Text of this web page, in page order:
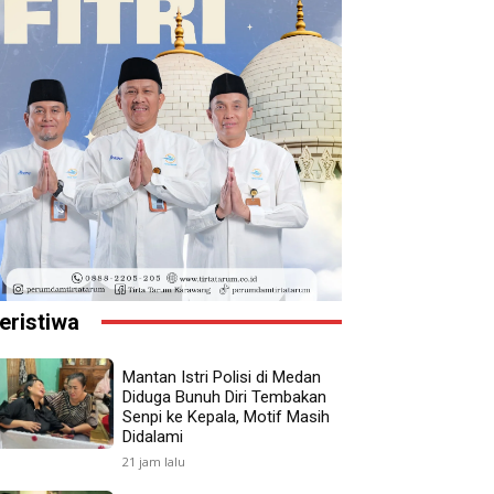
Mantan Istri Polisi di Medan
Diduga Bunuh Diri Tembakan
Senpi ke Kepala, Motif Masih
Didalami
21 jam lalu